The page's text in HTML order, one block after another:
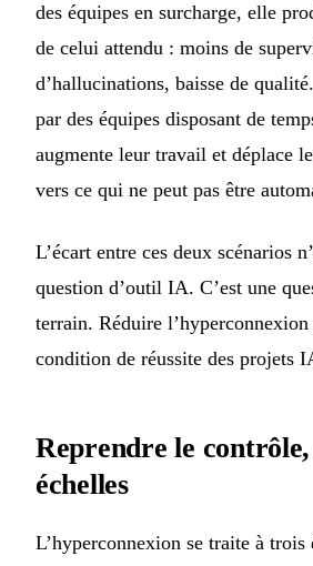
des équipes en surcharge, elle
de celui attendu : moins de
d’hallucinations, baisse de
par des équipes disposant de
augmente leur travail et déplace
vers ce qui ne peut pas être
L’écart entre ces deux scénarios
question d’outil IA. C’est une
terrain. Réduire
condition de réussite des projets
Reprendre le
échelles
L’hyperconnexion se traite à trois